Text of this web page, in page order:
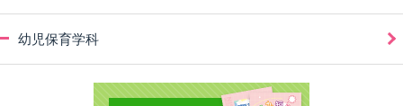
幼児保育学科